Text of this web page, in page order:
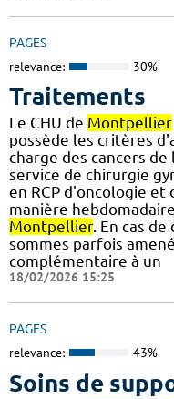
PAGES
relevance: 30%
Traitements
Le CHU de Montpellier
possède les critères
charge des cancers
service de chirurgie
en RCP d'oncologie
manière
Montpellier. En cas
sommes parfois
complémentaire à un
18/02/2026 15:25
PAGES
relevance: 43%
Soins de